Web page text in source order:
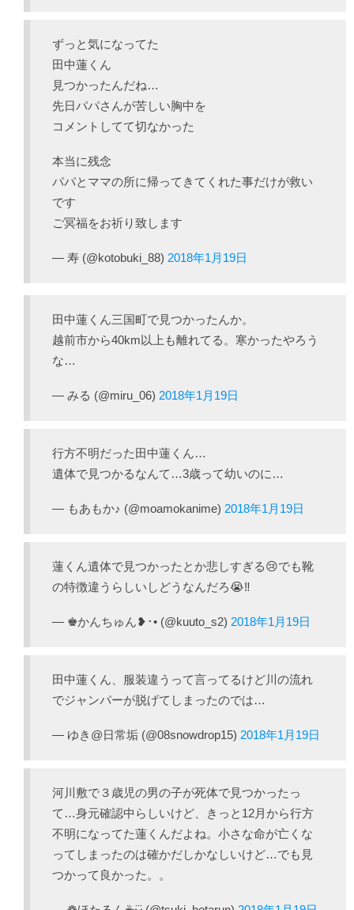
ずっと気になってた
田中蓮くん
見つかったんだね…
先日パパさんが苦しい胸中を
コメントしてて切なかった
本当に残念
パパとママの所に帰ってきてくれた事だけが救い
です
ご冥福をお祈り致します
— 寿 (@kotobuki_88) 2018年1月19日
田中蓮くん三国町で見つかったんか。
越前市から40km以上も離れてる。寒かったやろう
な…
— みる (@miru_06) 2018年1月19日
行方不明だった田中蓮くん…
遺体で見つかるなんて…3歳って幼いのに…
— もあもか♪ (@moamokanime) 2018年1月19日
蓮くん遺体で見つかったとか悲しすぎる😢でも靴
の特徴違うらしいしどうなんだろ😭‼️
— ♚︎かんちゅん❥︎･• (@kuuto_s2) 2018年1月19日
田中蓮くん、服装違うって言ってるけど川の流れ
でジャンパーが脱げてしまったのでは…
— ゆき@日常垢 (@08snowdrop15) 2018年1月19日
河川敷で３歳児の男の子が死体で見つかったっ
て…身元確認中らしいけど、きっと12月から行方
不明になってた蓮くんだよね。小さな命が亡くな
ってしまったのは確かだしかなしいけど…でも見
つかって良かった。。